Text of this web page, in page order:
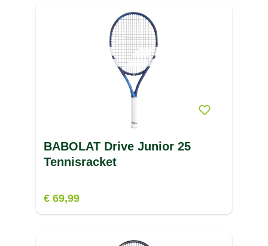
BABOLAT Drive Junior 25
Tennisracket
€ 69,99